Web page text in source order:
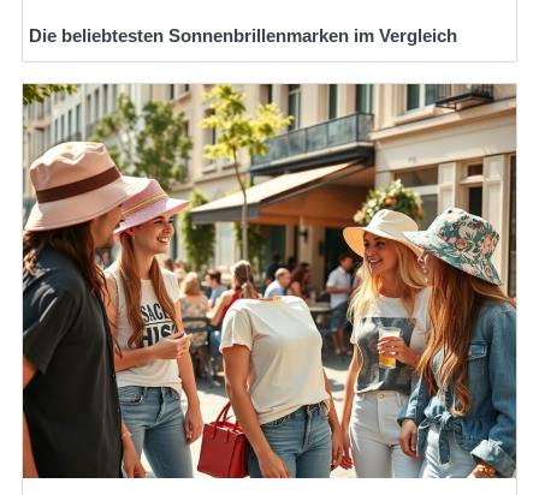
Die beliebtesten Sonnenbrillenmarken im Vergleich